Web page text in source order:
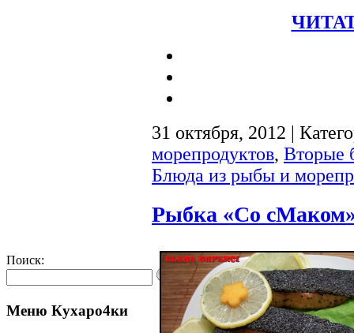
Поиск:
Меню Кухаро4ки
31 октября, 2012 |
морепродуктов, Вторые
Блюда из рыбы и
Рыбка «Со